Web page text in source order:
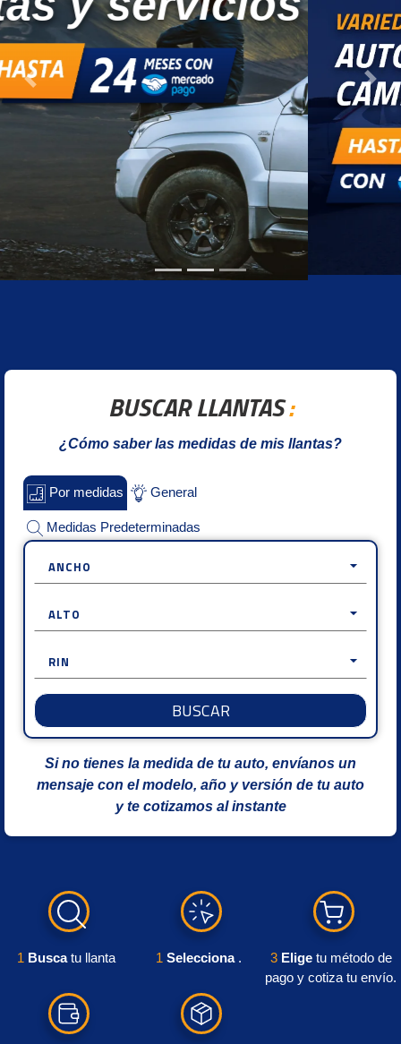
Previous Next
BUSCAR LLANTAS:
¿Cómo saber las medidas de mis llantas?
Por medidas General
Medidas Predeterminadas
ANCHO
ALTO
RIN
BUSCAR
Si no tienes la medida de tu auto, envíanos un
mensaje con el modelo, año y versión de tu auto
y te cotizamos al instante
1 Buscatu llanta 1 Selecciona . 3 Elige tu método de
pago ycotiza tu envío.